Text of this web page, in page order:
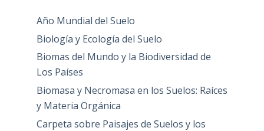
Año Mundial del Suelo
Biología y Ecología del Suelo
Biomas del Mundo y la Biodiversidad de
Los Países
Biomasa y Necromasa en los Suelos: Raíces
y Materia Orgánica
Carpeta sobre Paisajes de Suelos y los